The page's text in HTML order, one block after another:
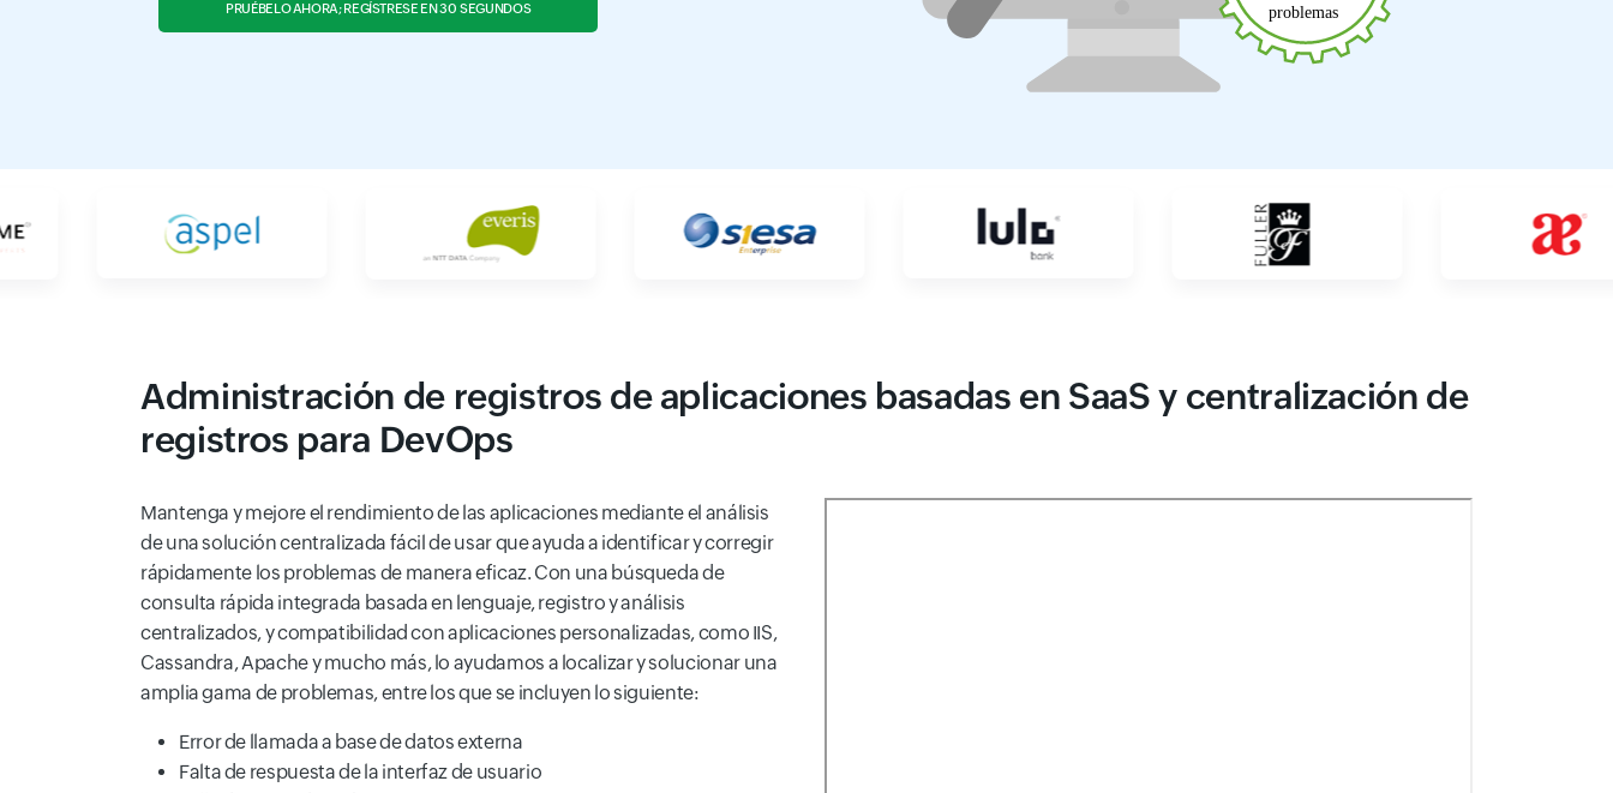
PRUÉBELO AHORA; REGÍSTRESE EN 30 SEGUNDOS
Administración de registros de aplicaciones basadas en SaaS y centralización de
registros para DevOps
Mantenga y mejore el rendimiento de las aplicaciones mediante el análisis
de una solución centralizada fácil de usar que ayuda a identificar y corregir
rápidamente los problemas de manera eficaz. Con una búsqueda de
consulta rápida integrada basada en lenguaje, registro y análisis
centralizados, y compatibilidad con aplicaciones personalizadas, como IIS,
Cassandra, Apache y mucho más, lo ayudamos a localizar y solucionar una
amplia gama de problemas, entre los que se incluyen lo siguiente:
Error de llamada a base de datos externa
Falta de respuesta de la interfaz de usuario